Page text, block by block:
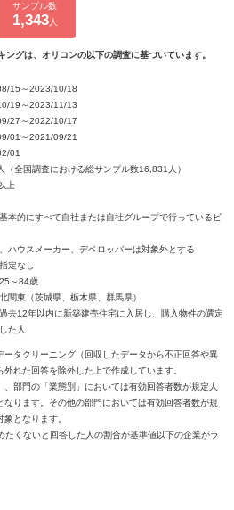
サンプル数
1,343人
グは、オリコンの以下の調査に基づいています。
15～2023/10/18
19～2023/11/13
27～2022/10/17
01～2021/09/21
01
（全国調査における総サンプル数16,831人）
上
本的にすべて自社または自社グループで行っているビ
ハウスメーカー、デベロッパーは対象外とする
定なし
～84歳
関東（茨城県、栃木県、群馬県）
去12年以内に新築建売住宅に入居し、購入物件の選定
た人
タクリーニング（回収したデータから不正回答や異
れた回答を除外した上で作成しています。
部門の「業態別」においては有効回答者数が規定人
ります。その他の部門においては有効回答者数が規
となります。
くないと回答した人の割合が基準値以下の企業がラ